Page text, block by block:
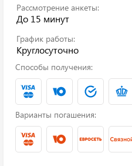
Рассмотрение анкеты:
До 15 минут
График работы:
Круглосуточно
Способы получения:
Варианты погашения: